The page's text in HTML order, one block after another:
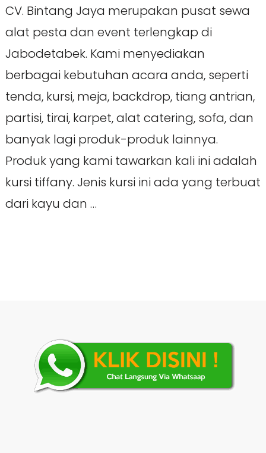
CV. Bintang Jaya merupakan pusat sewa
alat pesta dan event terlengkap di
Jabodetabek. Kami menyediakan
berbagai kebutuhan acara anda, seperti
tenda, kursi, meja, backdrop, tiang antrian,
partisi, tirai, karpet, alat catering, sofa, dan
banyak lagi produk-produk lainnya.
Produk yang kami tawarkan kali ini adalah
kursi tiffany. Jenis kursi ini ada yang terbuat
dari kayu dan …